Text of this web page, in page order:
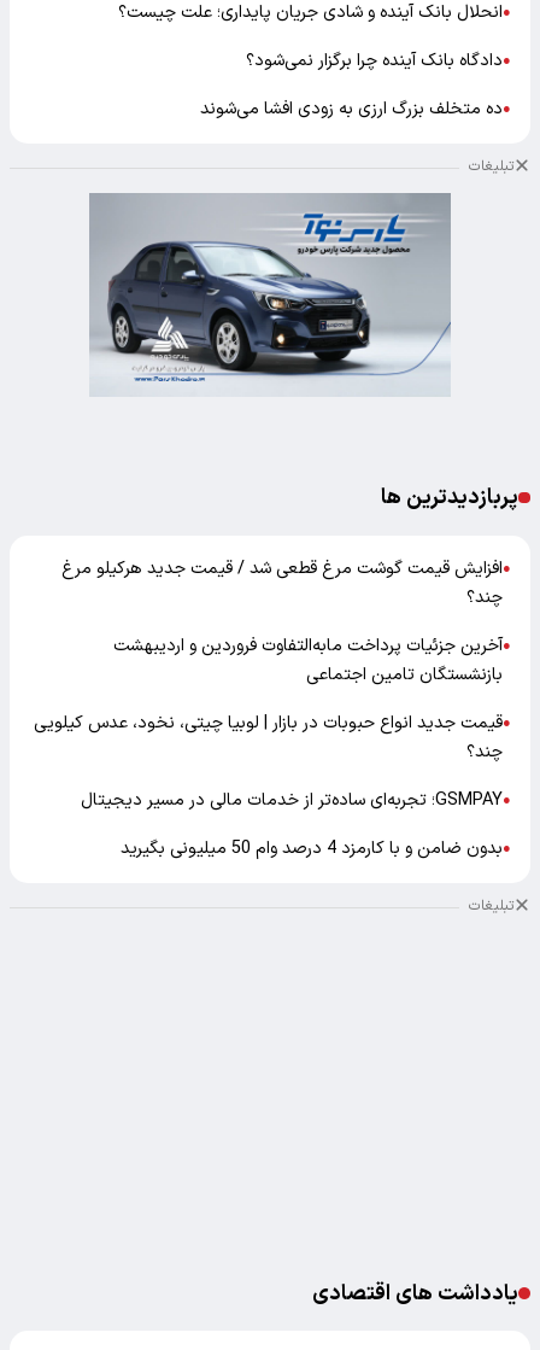
●انحلال بانک آینده و شادی جریان پایداری؛ علت چیست؟
●دادگاه بانک آینده چرا برگزار نمی‌شود؟
●ده متخلف بزرگ ارزی به زودی افشا می‌شوند
تبلیغات
پربازدیدترین ها
●افزایش قیمت گوشت مرغ قطعی شد / قیمت جدید هرکیلو مرغ
چند؟
●آخرین جزئیات پرداخت مابه‌التفاوت فروردین و اردیبهشت
بازنشستگان تامین اجتماعی
●قیمت جدید انواع حبوبات در بازار | لوبیا چیتی، نخود، عدس کیلویی
چند؟
●GSMPAY؛ تجربه‌ای ساده‌تر از خدمات مالی در مسیر دیجیتال
●بدون ضامن و با کارمزد 4 درصد وام 50 میلیونی بگیرید
تبلیغات
یادداشت های اقتصادی